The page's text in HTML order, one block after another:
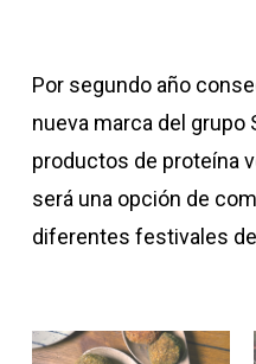
Por segundo año
nueva marca del grupo
productos de proteína
será una opción de
diferentes festivales